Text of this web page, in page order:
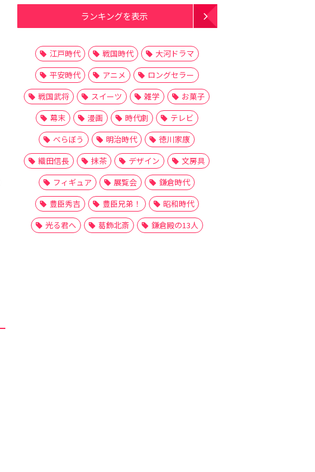
ランキングを表示
江戸時代 戦国時代
大河ドラマ
平安時代
アニメ
ロングセラー
戦国武将
スイーツ 雑学
お菓子
幕末
漫画 時代劇
テレビ
べらぼう
明治時代
徳川家康
織田信長
抹茶 デザイン
文房具
フィギュア
展覧会
鎌倉時代
豊臣秀吉
豊臣兄弟！
昭和時代
光る君へ
葛飾北斎 鎌倉殿の13人